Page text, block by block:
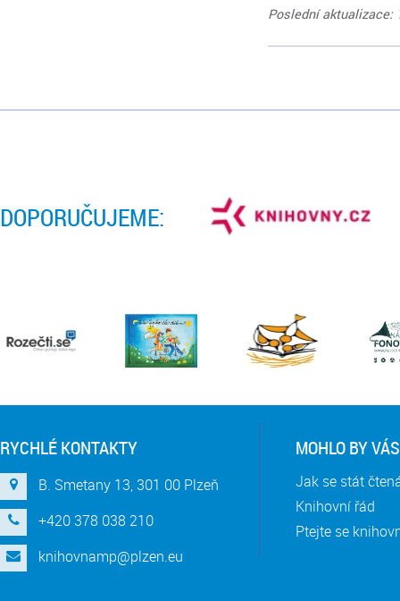
Poslední aktualizace:
DOPORUČUJEME:
RYCHLÉ KONTAKTY
B. Smetany 13, 301 00 Plzeň
+420 378 038 210
knihovnamp@plzen.eu
MOHLO BY
Jak se stát
Knihovní řád
Ptejte se